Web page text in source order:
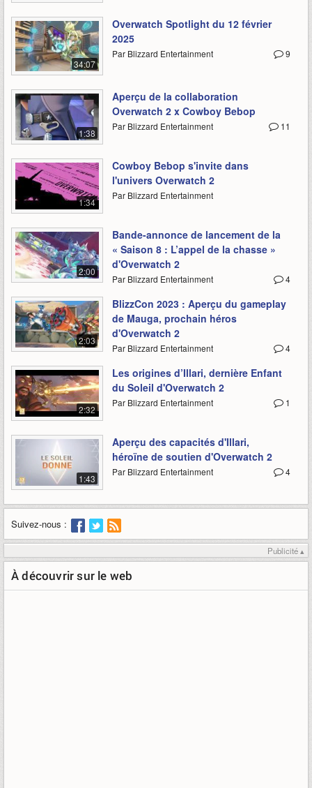
34:07
Overwatch Spotlight du 12 février
2025
9
Par Blizzard Entertainment
1:38
Aperçu de la collaboration
Overwatch 2 x Cowboy Bebop
11
Par Blizzard Entertainment
1:34
Cowboy Bebop s'invite dans
l'univers Overwatch 2
Par Blizzard Entertainment
2:00
Bande-annonce de lancement de la
« Saison 8 : L’appel de la chasse »
d'Overwatch 2
4
Par Blizzard Entertainment
2:03
BlizzCon 2023 : Aperçu du gameplay
de Mauga, prochain héros
d'Overwatch 2
4
Par Blizzard Entertainment
2:32
Les origines d’Illari, dernière Enfant
du Soleil d'Overwatch 2
1
Par Blizzard Entertainment
1:43
Aperçu des capacités d'Illari,
héroïne de soutien d'Overwatch 2
4
Par Blizzard Entertainment
Suivez-nous :
Publicité ▴
À découvrir sur le web